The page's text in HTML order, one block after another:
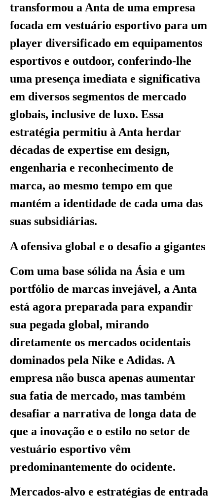
transformou a Anta de uma empresa
focada em vestuário esportivo para um
player diversificado em equipamentos
esportivos e outdoor, conferindo-lhe
uma presença imediata e significativa
em diversos segmentos de mercado
globais, inclusive de luxo. Essa
estratégia permitiu à Anta herdar
décadas de expertise em design,
engenharia e reconhecimento de
marca, ao mesmo tempo em que
mantém a identidade de cada uma das
suas subsidiárias.
A ofensiva global e o desafio a gigantes
Com uma base sólida na Ásia e um
portfólio de marcas invejável, a Anta
está agora preparada para expandir
sua pegada global, mirando
diretamente os mercados ocidentais
dominados pela Nike e Adidas. A
empresa não busca apenas aumentar
sua fatia de mercado, mas também
desafiar a narrativa de longa data de
que a inovação e o estilo no setor de
vestuário esportivo vêm
predominantemente do ocidente.
Mercados-alvo e estratégias de entrada